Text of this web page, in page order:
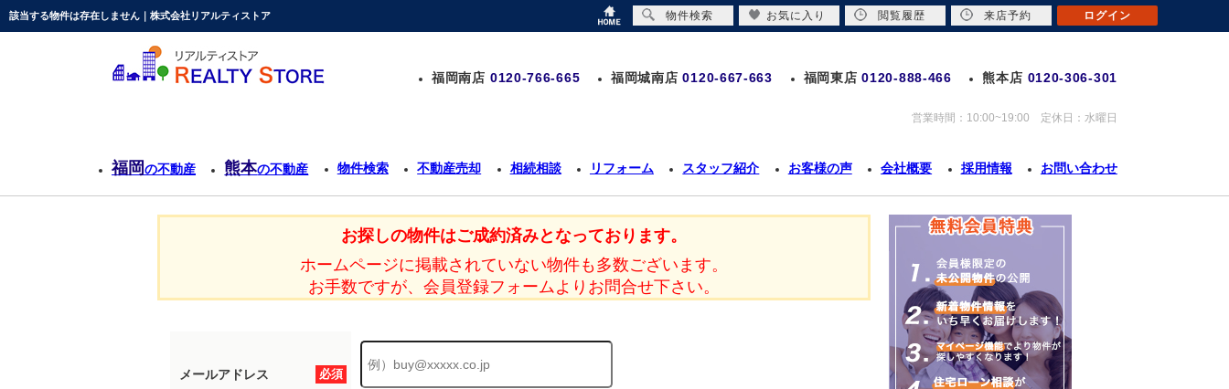
該当する物件は存在しません｜株式会社リアルティストア
福岡南店 0120-766-665 福岡城南店 0120-667-663 福岡東店 0120-888-466 熊本店 0120-306-301
営業時間：10:00~19:00 定休日：水曜日
福岡の不動産 熊本の不動産 物件検索 不動産売却 相続相談 リフォーム スタッフ紹介 お客様の声 会社概要 採用情報 お問い合わせ
お探しの物件はご成約済みとなっております。
ホームページに掲載されていない物件も多数ございます。
お手数ですが、会員登録フォームよりお問合せ下さい。
必須
メールアドレス
物件検索 お気に入り 閲覧履歴 来店予約 ログイン